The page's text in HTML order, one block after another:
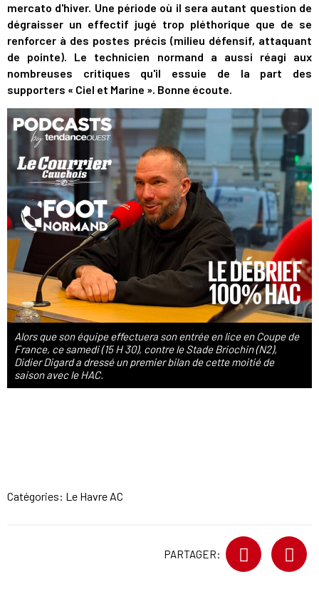
mercato d'hiver. Une période où il sera autant question de
dégraisser un effectif jugé trop pléthorique que de se
renforcer à des postes précis (milieu défensif, attaquant
de pointe). Le technicien normand a aussi réagi aux
nombreuses critiques qu'il essuie de la part des
supporters « Ciel et Marine ». Bonne écoute.
Alors que son équipe effectuera son entrée en lice en Coupe de
France, ce samedi (15 H 30), contre le Stade Briochin (N2),
Didier Digard a dressé un premier bilan de cette moitié de
saison avec le HAC.
Catégories: Le Havre AC
PARTAGER: